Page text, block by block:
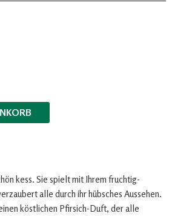
kess. Sie spielt mit Ihrem fruchtig-
alle durch ihr hübsches Aussehen.
köstlichen Pfirsich-Duft, der alle